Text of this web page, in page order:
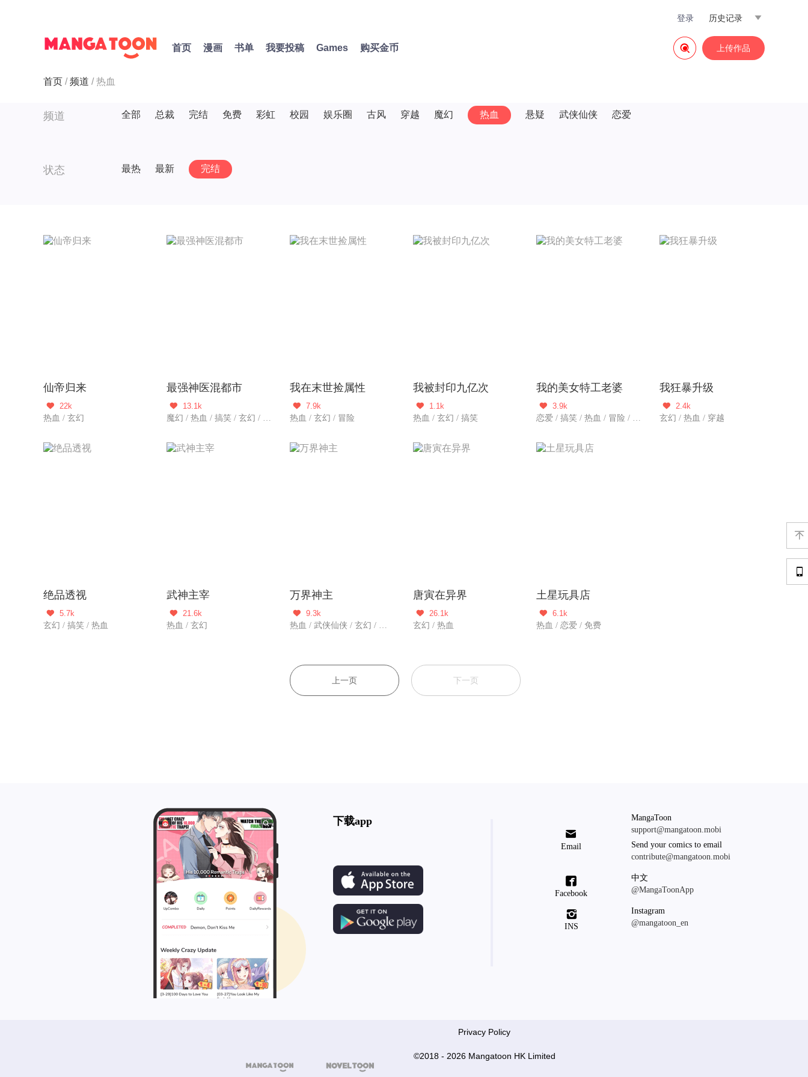

历史记录
登录
首页 漫画 书单 我要投稿 Games 购买金币 上传作品

首页 频道 热血
频道 全部 总裁 完结 免费 彩虹 校园 娱乐圈 古风 穿越 魔幻 热血 悬疑 武侠仙侠 恋爱
状态 最热 最新 完结
仙帝归来

22k
热血 / 玄幻
最强神医混都市

13.1k
魔幻 / 热血 / 搞笑 / 玄幻 / 都市生活 / 新作
我在末世捡属性

7.9k
热血 / 玄幻 / 冒险
我被封印九亿次

1.1k
热血 / 玄幻 / 搞笑
我的美女特工老婆

3.9k
恋爱 / 搞笑 / 热血 / 冒险 / 都市爱情 / 都市生活
我狂暴升级

2.4k
玄幻 / 热血 / 穿越
绝品透视

5.7k
玄幻 / 搞笑 / 热血
武神主宰

21.6k
热血 / 玄幻
万界神主

9.3k
热血 / 武侠仙侠 / 玄幻 / 冒险 / 新作
唐寅在异界

26.1k
玄幻 / 热血
土星玩具店

6.1k
热血 / 恋爱 / 免费
上一页 下一页

下载app

Email
MangaToon
support@mangatoon.mobi
Send your comics to email
contribute@mangatoon.mobi

Facebook
中文
@MangaToonApp

INS
Instagram
@mangatoon_en
 
Privacy Policy
©2018 - 2026 Mangatoon HK Limited